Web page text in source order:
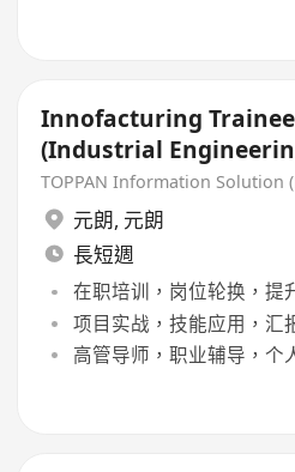
Innofacturing Trainee
(Industrial
Graduates Welcome)
元朗, 元朗
長短週
在职培训，岗位轮换，提
项目实战，技能应用，汇
高管导师，职业辅导，个